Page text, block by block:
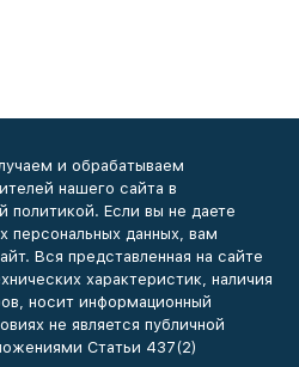
и обрабатываем
нашего сайта в
политикой. Если вы не даете
персональных данных, вам
Вся представленная на сайте
характеристик, наличия
носит информационный
не является публичной
Статьи 437(2)